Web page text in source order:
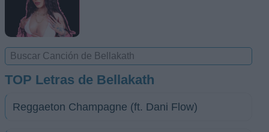
TOP Letras de Bellakath
Reggaeton Champagne (ft. Dani Flow)